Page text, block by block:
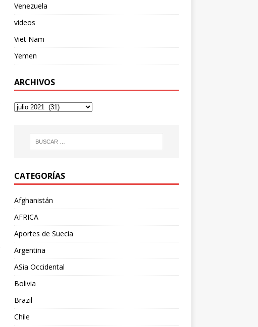
Venezuela
videos
Viet Nam
Yemen
ARCHIVOS
CATEGORÍAS
Afghanistán
AFRICA
Aportes de Suecia
Argentina
ASia Occidental
Bolivia
Brazil
Chile